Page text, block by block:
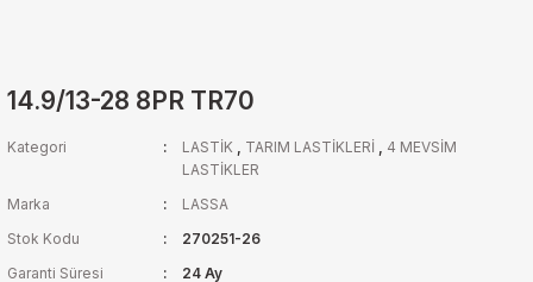
14.9/13-28 8PR TR70
Kategori LASTİK , TARIM LASTİKLERİ , 4 MEVSİM
LASTİKLER
Marka
LASSA
Stok Kodu
270251-26
Garanti Süresi
24 Ay